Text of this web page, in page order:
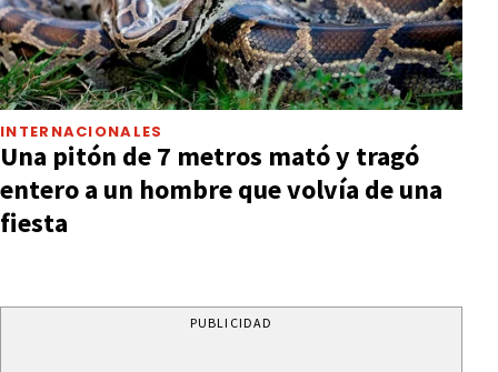
INTERNACIONALES
Una pitón de 7 metros mató y tragó
entero a un hombre que volvía de una
fiesta
PUBLICIDAD